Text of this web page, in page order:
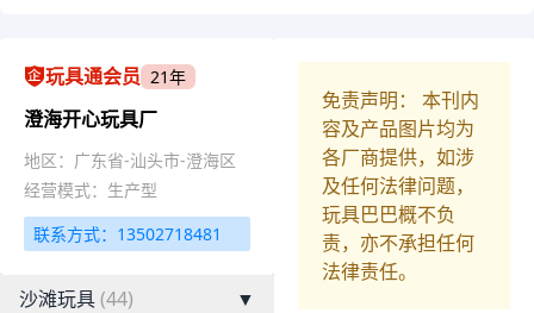
玩具通会员 21年
澄海开心玩具厂
地区：广东省-汕头市-澄海区
经营模式：生产型
联系方式：13502718481
沙滩玩具(44)
▼
免责声明： 本刊内
容及产品图片均为
各厂商提供，如涉
及任何法律问题，
玩具巴巴概不负
责，亦不承担任何
法律责任。